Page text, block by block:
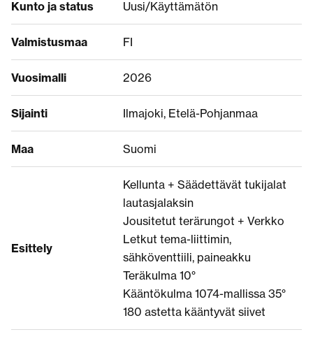
Kunto ja status Uusi/Käyttämätön
Valmistusmaa FI
Vuosimalli 2026
Sijainti Ilmajoki, Etelä-Pohjanmaa
Maa Suomi
Esittely
Kellunta + Säädettävät tukijalat
lautasjalaksin
Jousitetut terärungot + Verkko
Letkut tema-liittimin,
sähköventtiili, paineakku
Teräkulma 10°
Kääntökulma 1074-mallissa 35°
180 astetta kääntyvät siivet